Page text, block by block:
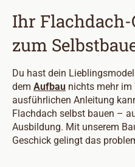
Ihr Flachdach-
zum
Du hast dein
dem Aufbau nichts mehr im
ausführlichen Anleitung
Flachdach selbst bauen –
Ausbildung. Mit unserem
Geschick gelingt das